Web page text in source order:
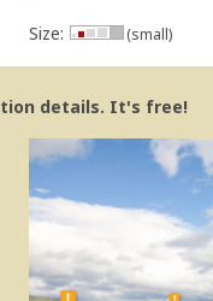
Size: (small)
details. It's free!